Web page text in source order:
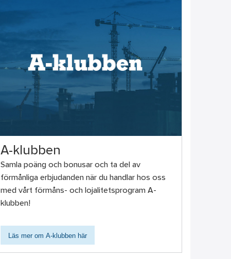
A-klubben
Samla poäng och bonusar och ta del av
förmånliga erbjudanden när du handlar hos oss
med vårt förmåns- och lojalitetsprogram A-
klubben!
Läs mer om A-klubben här